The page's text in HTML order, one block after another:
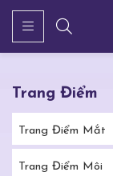
Trang Điểm
Trang Điểm Mắt
Trang Điểm Môi